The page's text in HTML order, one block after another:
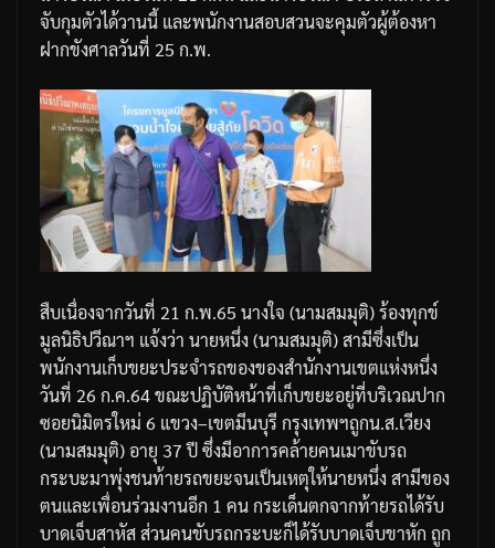
จับกุมตัวได้วานนี้ และพนักงานสอบสวนจะคุมตัวผู้ต้องหา
ฝากขังศาลวันที่ 25 ก.พ.
สืบเนื่องจากวันที่ 21 ก.พ.65 นางใจ (นามสมมุติ)ร้องทุกข์
มูลนิธิปวีณาฯ แจ้งว่า นายหนึ่ง (นามสมมุติ)สามีซึ่งเป็น
พนักงานเก็บขยะประจำรถของของสำนักงานเขตแห่งหนึ่ง
วันที่ 26 ก.ค.64ขณะปฏิบัติหน้าที่เก็บขยะอยู่ที่บริเวณปาก
ซอยนิมิตรใหม่ 6 แขวง–เขตมีนบุรี กรุงเทพฯถูกน.ส.เวียง
(นามสมมุติ)อายุ 37ปีซึ่งมีอาการคล้ายคนเมาขับรถ
กระบะมาพุ่งชนท้ายรถขยะจนเป็นเหตุให้นายหนึ่ง สามีของ
ตนและเพื่อนร่วมงานอีก 1 คนกระเด็นตกจากท้ายรถได้รับ
บาดเจ็บสาหัสส่วนคนขับรถกระบะก็ได้รับบาดเจ็บขาหัก ถูก